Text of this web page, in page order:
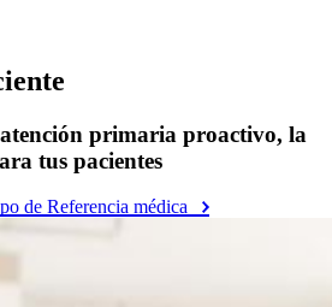
atención primaria proactivo, la
tus pacientes
de Referencia médica